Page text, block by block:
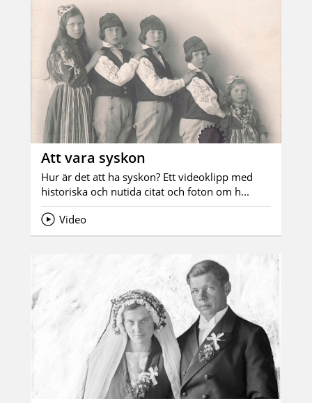
Att vara syskon
Hur är det att ha syskon? Ett videoklipp med
historiska och nutida citat och foton om h...
Video